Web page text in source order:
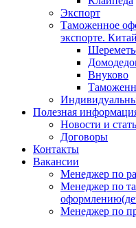
Экспорт
Таможенное
экспорте.
Внуково
Полезная
Новости и
Договоры
Контакты
Вакансии
Менеджер по
Менеджер по
Менеджер по